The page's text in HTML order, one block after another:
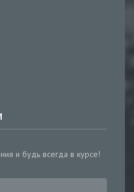
и будь всегда в курсе!